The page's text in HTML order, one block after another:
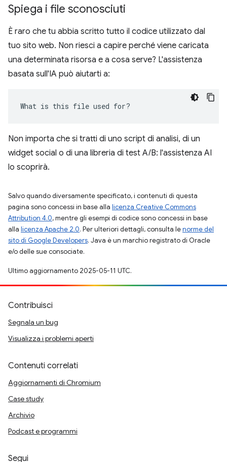
Spiega i file sconosciuti
È raro che tu abbia scritto tutto il codice utilizzato dal
tuo sito web. Non riesci a capire perché viene caricata
una determinata risorsa e a cosa serve? L'assistenza
basata sull'IA può aiutarti a:
What is this file used for?
Non importa che si tratti di uno script di analisi, di un
widget social o di una libreria di test A/B: l'assistenza AI
lo scoprirà.
Salvo quando diversamente specificato, i contenuti di questa
pagina sono concessi in base alla licenza Creative Commons
Attribution 4.0, mentre gli esempi di codice sono concessi in base
alla licenza Apache 2.0. Per ulteriori dettagli, consulta lenorme del
sito di Google Developers. Java è un marchio registrato di Oracle
e/o delle sue consociate.
Ultimo aggiornamento 2025-05-11 UTC.
Contribuisci
Segnala un bug
Visualizza i problemi aperti
Contenuti correlati
Aggiornamenti di Chromium
Case study
Archivio
Podcast e programmi
Segui